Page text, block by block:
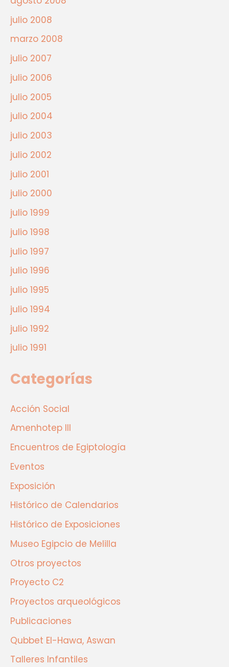
julio 2008
marzo 2008
julio 2007
julio 2006
julio 2005
julio 2004
julio 2003
julio 2002
julio 2001
julio 2000
julio 1999
julio 1998
julio 1997
julio 1996
julio 1995
julio 1994
julio 1992
julio 1991
Categorías
Acción Social
Amenhotep III
Encuentros de Egiptología
Eventos
Exposición
Histórico de Calendarios
Histórico de Exposiciones
Museo Egipcio de Melilla
Otros proyectos
Proyecto C2
Proyectos arqueológicos
Publicaciones
Qubbet El-Hawa, Aswan
Talleres Infantiles